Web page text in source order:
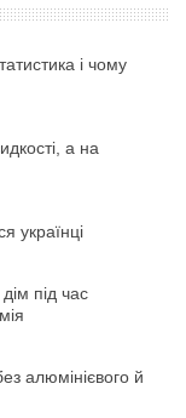
і чому
а на
українці
під час
алюмінієвого й